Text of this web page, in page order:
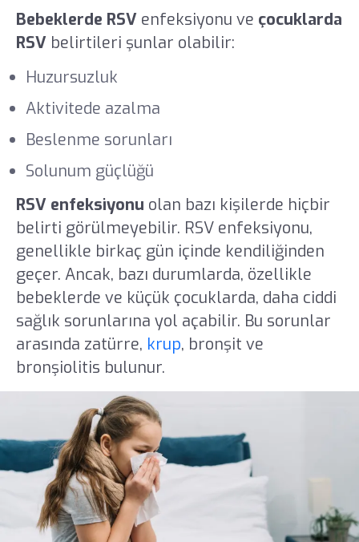
Bebeklerde RSVenfeksiyonu ve çocuklarda
RSV belirtileri şunlar olabilir:
Huzursuzluk
Aktivitede azalma
Beslenme sorunları
Solunum güçlüğü
RSV enfeksiyonu olan bazı kişilerde hiçbir
belirti görülmeyebilir. RSV enfeksiyonu,
genellikle birkaç gün içinde kendiliğinden
geçer. Ancak, bazı durumlarda, özellikle
bebeklerde ve küçük çocuklarda, daha ciddi
sağlık sorunlarına yol açabilir. Bu sorunlar
arasında zatürre, krup, bronşit ve
bronşiolitis bulunur.